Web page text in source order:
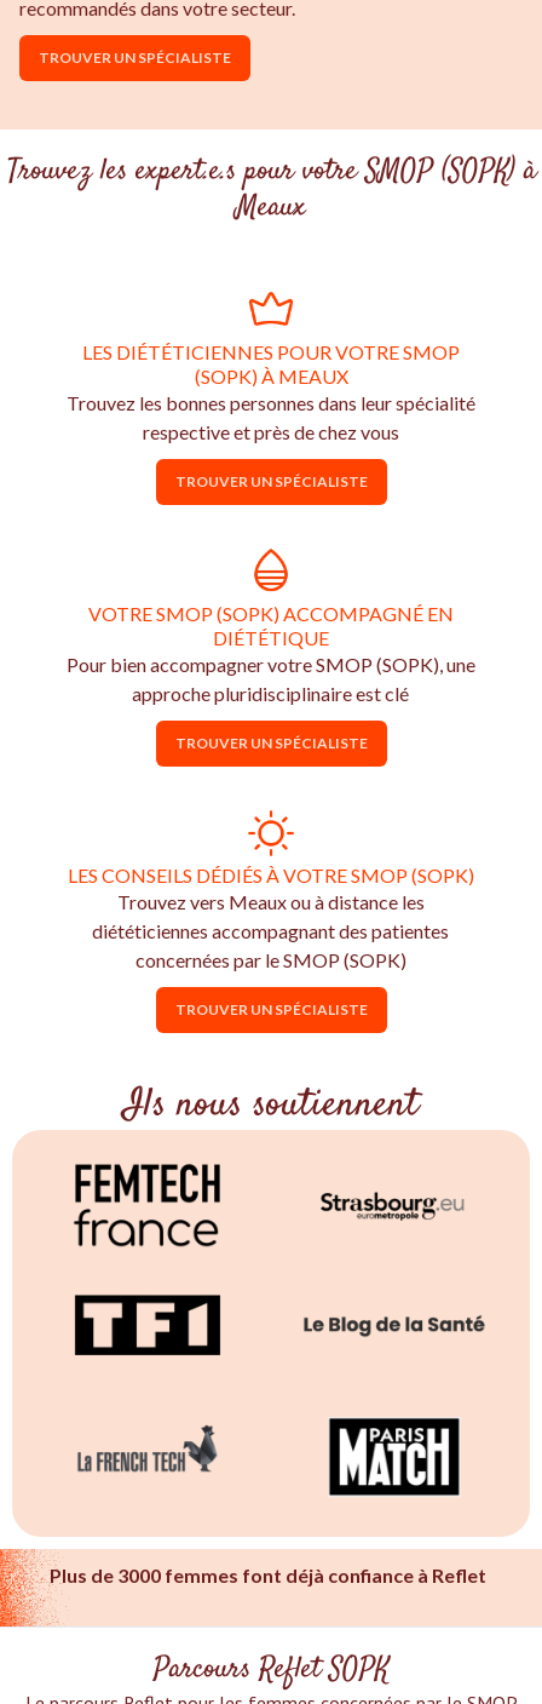
recommandés dans votre secteur.
TROUVER UN SPÉCIALISTE
Trouvez les expert.e.s pour votre SMOP (SOPK) à
Meaux
LES DIÉTÉTICIENNES POUR VOTRE SMOP
(SOPK) À MEAUX
Trouvez les bonnes personnes dans leur spécialité
respective et près de chez vous
TROUVER UN SPÉCIALISTE
VOTRE SMOP (SOPK) ACCOMPAGNÉ EN
DIÉTÉTIQUE
Pour bien accompagner votre SMOP (SOPK), une
approche pluridisciplinaire est clé
TROUVER UN SPÉCIALISTE
LES CONSEILS DÉDIÉS À VOTRE SMOP (SOPK)
Trouvez vers Meaux ou à distance les
diététiciennes accompagnant des patientes
concernées par le SMOP (SOPK)
TROUVER UN SPÉCIALISTE
Ils nous soutiennent
Plus de 3000 femmes font déjà confiance à Reflet
Parcours Reflet SOPK